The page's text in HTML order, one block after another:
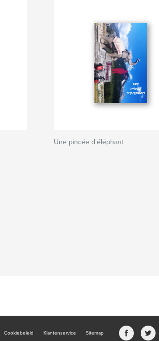
Une pincée d'éléphant
Cookiebeleid Klantenservice Sitemap